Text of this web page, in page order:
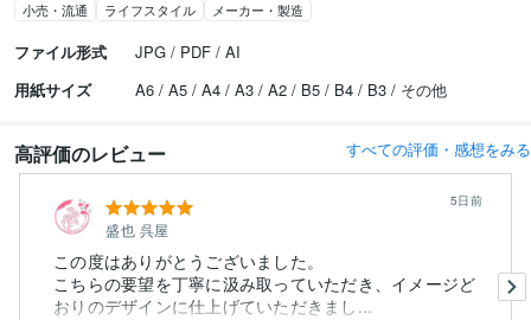
小売・流通 ライフスタイル メーカー・製造
ファイル形式
JPG / PDF / AI
用紙サイズ
A6 / A5 / A4 / A3 / A2 / B5 / B4 / B3 / その他
高評価のレビュー すべての評価・感想をみる
盛也 呉屋
5日前
この度はありがとうございました。
こちらの要望を丁寧に汲み取っていただき、イメージど
おりのデザインに仕上げていただきまし...